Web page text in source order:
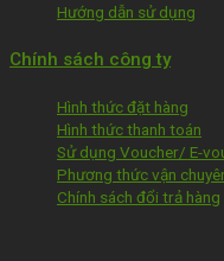
Hướng dẫn sử dụng
Chính sách công ty
Hình thức đặt hàng
Hình thức thanh toán
Sử dụng Voucher/ E-
Phương thức vận
Chính sách đổi trả hàng